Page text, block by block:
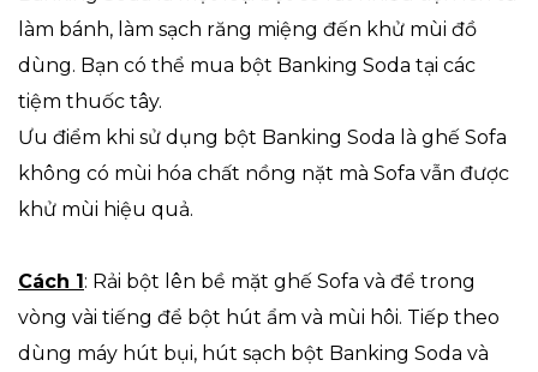
làm bánh, làm sạch răng miệng đến khử mùi đồ
dùng. Bạn có thể mua bột Banking Soda tại các
tiệm thuốc tây.
Ưu điểm khi sử dụng bột Banking Soda là ghế Sofa
không có mùi hóa chất nồng nặt mà Sofa vẫn được
khử mùi hiệu quả.
Cách 1: Rải bột lên bề mặt ghế Sofa và để trong
vòng vài tiếng để bột hút ẩm và mùi hôi. Tiếp theo
dùng máy hút bụi, hút sạch bột Banking Soda và